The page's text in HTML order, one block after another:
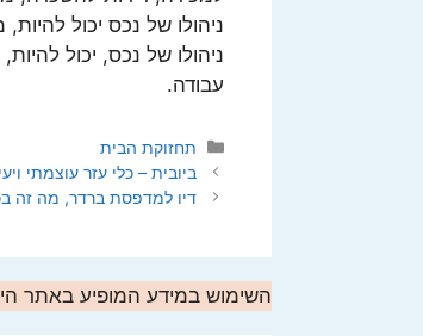
ניהולו של נכס יכול
ניהולו של נכס, יכול
עבודה.
קטגוריות
תחזוקת הבית
ביובית – כלי עזר עוצמתי
דיו למדפסת ברדר, מה זה
השימוש במידע המופיע באתר